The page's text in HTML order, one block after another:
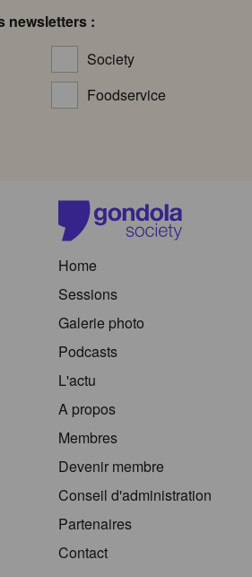
newsletters :
Society
Foodservice
Home
Sessions
Galerie photo
Podcasts
L'actu
A propos
Membres
Devenir membre
Conseil d'administration
Partenaires
Contact